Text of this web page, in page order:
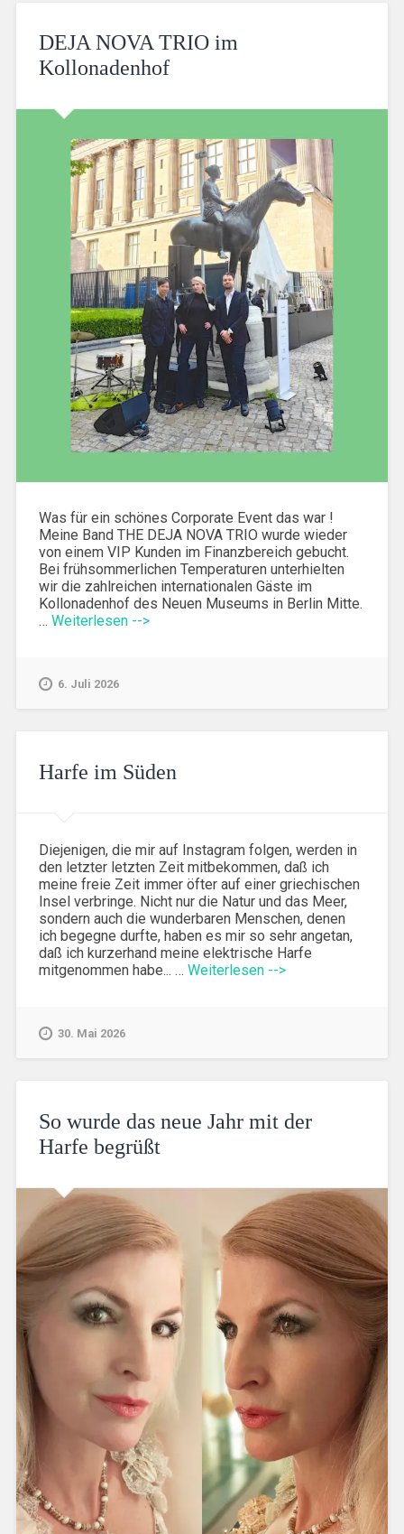
DEJA NOVA TRIO im
Kollonadenhof
Was für ein schönes Corporate Event das war !
Meine Band THE DEJA NOVA TRIO wurde wieder
von einem VIP Kunden im Finanzbereich gebucht.
Bei frühsommerlichen Temperaturen unterhielten
wir die zahlreichen internationalen Gäste im
Kollonadenhof des Neuen Museums in Berlin Mitte.
… Weiterlesen -->
6. Juli 2026
Harfe im Süden
Diejenigen, die mir auf Instagram folgen, werden in
den letzter letzten Zeit mitbekommen, daß ich
meine freie Zeit immer öfter auf einer griechischen
Insel verbringe. Nicht nur die Natur und das Meer,
sondern auch die wunderbaren Menschen, denen
ich begegne durfte, haben es mir so sehr angetan,
daß ich kurzerhand meine elektrische Harfe
mitgenommen habe... … Weiterlesen -->
30. Mai 2026
So wurde das neue Jahr mit der
Harfe begrüßt